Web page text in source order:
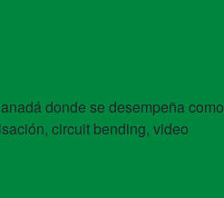
donde se desempeña como
circuit bending, video